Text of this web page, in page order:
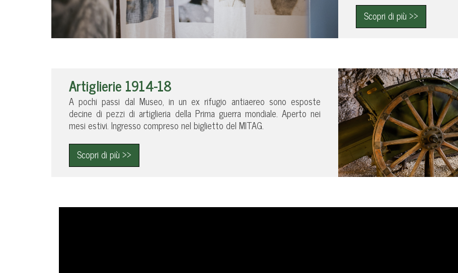
Scopri di più >>
Artiglierie 1914-18
A pochi passi dal Museo, in un ex rifugio antiaereo sono esposte
decine di pezzi di artiglieria della Prima guerra mondiale. Aperto nei
mesi estivi. Ingresso compreso nel biglietto del MITAG.
Scopri di più >>